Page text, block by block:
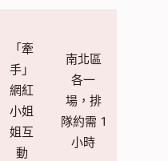
「牽
手」
網紅
小姐
姐互
動
南北區
各一
場，排
隊約需 1
小時